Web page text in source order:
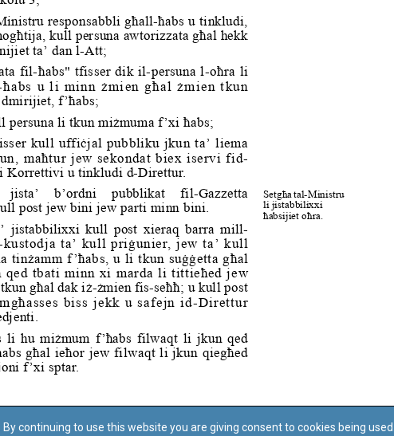
continuing to use this website you are giving consent to cookies being used.